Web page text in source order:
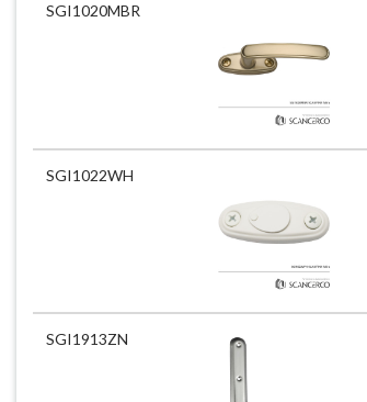
SGI1020MBR
SGI1022WH
SGI1913ZN